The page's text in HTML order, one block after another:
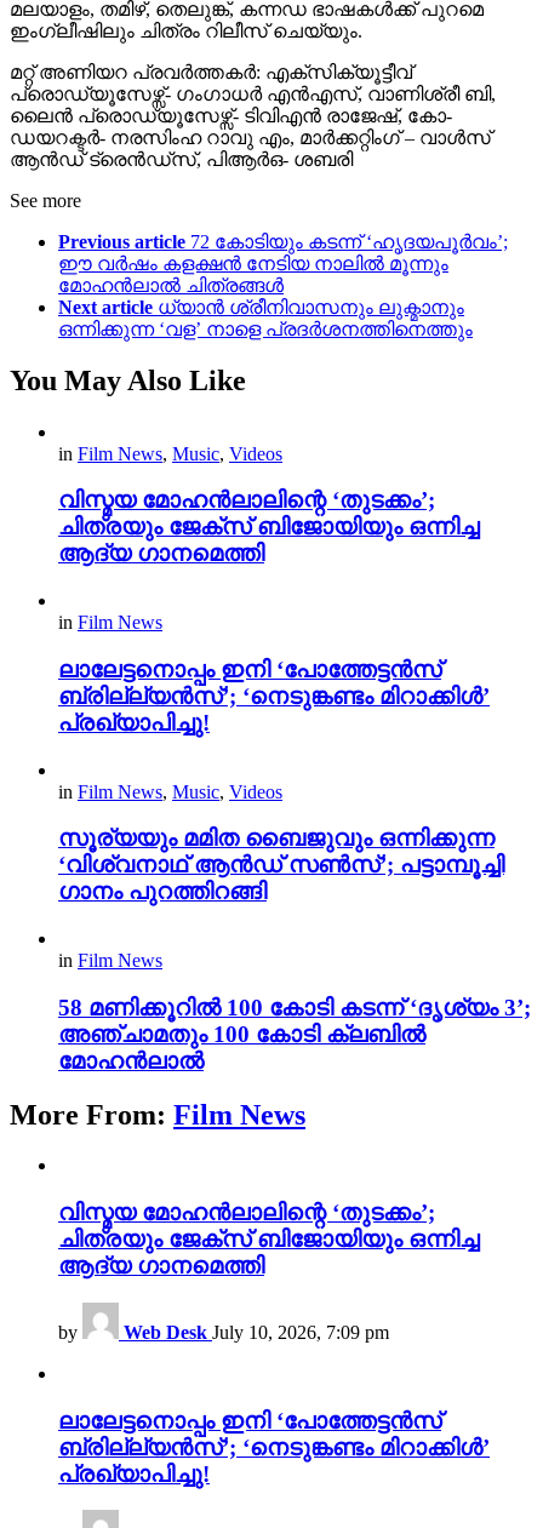
മലയാളം, തമിഴ്, തെലുങ്ക്, കന്നഡ ഭാഷകൾക്ക് പുറമെ
ഇംഗ്ലീഷിലും ചിത്രം റിലീസ് ചെയ്യും.
മറ്റ് അണിയറ പ്രവർത്തകർ: എക്സിക്യൂട്ടീവ്
പ്രൊഡ്യൂസേഴ്സ്- ഗംഗാധർ എൻഎസ്, വാണിശ്രീ ബി,
ലൈൻ പ്രൊഡ്യൂസേഴ്സ്- ടിവിഎൻ രാജേഷ്, കോ-
ഡയറക്ടർ- നരസിംഹ റാവു എം, മാർക്കറ്റിംഗ് – വാൾസ്
ആൻഡ് ട്രെൻഡ്സ്, പിആർഒ- ശബരി
See more
Previous article 72 കോടിയും കടന്ന് ‘ഹൃദയപൂർവം’;
ഈ വർഷം കളക്ഷൻ നേടിയ നാലിൽ മൂന്നും
മോഹൻലാൽ ചിത്രങ്ങൾ
Next article ധ്യാൻ ശ്രീനിവാസനും ലുക്മാനും
ഒന്നിക്കുന്ന ‘വള’ നാളെ പ്രദർശനത്തിനെത്തും
You May Also Like
in Film News, Music, Videos
വിസ്മയ മോഹൻലാലിന്റെ ‘തുടക്കം’;
ചിത്രയും ജേക്സ് ബിജോയിയും ഒന്നിച്ച
ആദ്യ ഗാനമെത്തി
in Film News
ലാലേട്ടനൊപ്പം ഇനി ‘പോത്തേട്ടൻസ്
ബ്രില്ല്യൻസ്’; ‘നെടുങ്കണ്ടം മിറാക്കിൾ’
പ്രഖ്യാപിച്ചു!
in Film News, Music, Videos
സൂര്യയും മമിത ബൈജുവും ഒന്നിക്കുന്ന
‘വിശ്വനാഥ് ആൻഡ് സൺസ്’; പട്ടാമ്പൂച്ചി
ഗാനം പുറത്തിറങ്ങി
in Film News
58 മണിക്കൂറിൽ 100 കോടി കടന്ന് ‘ദൃശ്യം 3’;
അഞ്ചാമതും 100 കോടി ക്ലബിൽ
മോഹൻലാൽ
More From: Film News
വിസ്മയ മോഹൻലാലിന്റെ ‘തുടക്കം’;
ചിത്രയും ജേക്സ് ബിജോയിയും ഒന്നിച്ച
ആദ്യ ഗാനമെത്തി
by Web Desk July 10, 2026, 7:09 pm
ലാലേട്ടനൊപ്പം ഇനി ‘പോത്തേട്ടൻസ്
ബ്രില്ല്യൻസ്’; ‘നെടുങ്കണ്ടം മിറാക്കിൾ’
പ്രഖ്യാപിച്ചു!